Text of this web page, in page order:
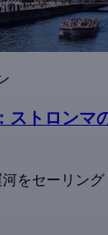
ストロンマ
をセーリング